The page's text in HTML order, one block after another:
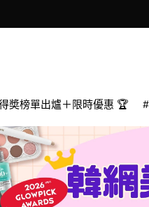
奬榜單出爐＋限時優惠 🏆